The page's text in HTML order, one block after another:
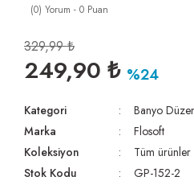
(0) Yorum - 0 Puan
329,99 ₺
249,90 ₺ %24
Kategori
Banyo
Marka
Flosoft
Koleksiyon
Tüm ürünler
Stok Kodu
GP-152-2